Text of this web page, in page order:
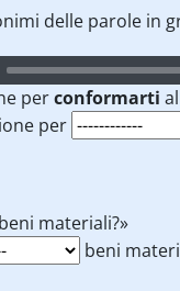
delle parole in
perconformarti
per
beni materiali?»
beni